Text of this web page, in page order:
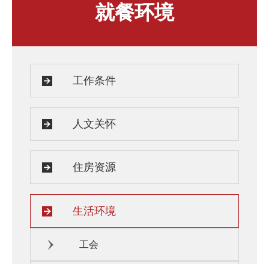
就餐环境
工作条件
人文关怀
住房资源
生活环境
工会